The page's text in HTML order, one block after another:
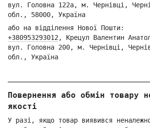
вул. Головна 122а, м. Чернівці, Ч
обл., 58000, Україна
або на відділення Нової Пошти:
+380953293012 , Крецул Валентин
вул. Головна 200, м. Чернівці, Ч
обл., Україна
Повернення або обмін товару
якості
У разі, якщо товар виявився